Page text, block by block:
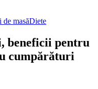
de masăDiete
beneficii pentru
cumpărături